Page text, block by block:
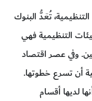
تُعَدُّ البنوك
التنظيمية فهي
وفي عصر اقتصاد
أن تسرع خطوتها.
لديها أقسام